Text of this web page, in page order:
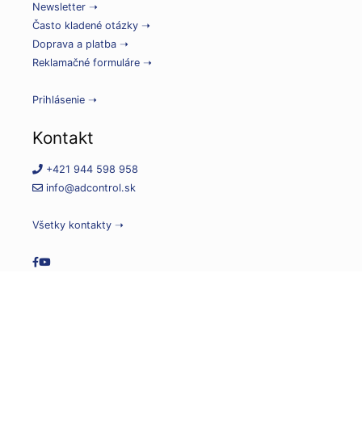
Newsletter ➝
Často kladené otázky ➝
Doprava a platba ➝
Reklamačné formuláre ➝
Prihlásenie ➝
Kontakt
+421 944 598 958
info@adcontrol.sk
Všetky kontakty ➝